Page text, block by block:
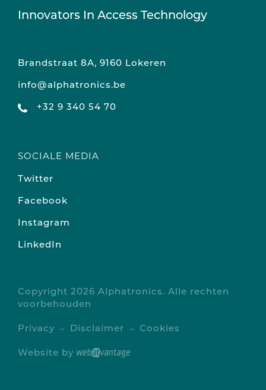
Innovators In Access Technology
Brandstraat 8A, 9160 Lokeren
info@alphatronics.be
+32 9 340 54 70
SOCIALE MEDIA
Twitter
Facebook
Instagram
LinkedIn
Copyright 2026 Alphatronics. Alle rechten
voorbehouden
Privacy Disclaimer Cookies
Website by